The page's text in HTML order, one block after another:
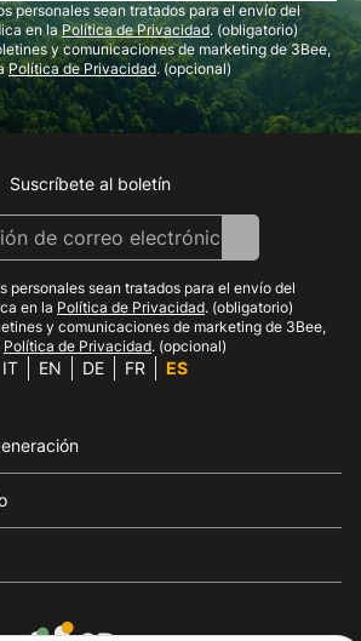
personales sean tratados para el envío del
en laPolítica de Privacidad. (obligatorio)
y comunicaciones de marketing de 3Bee,
Política de Privacidad. (opcional)
Instagram
Facebook
Linkedin
Youtube
Suscríbete al boletín
personales sean tratados para el envío del
en la Política de Privacidad. (obligatorio)
y comunicaciones de marketing de 3Bee,
Política de Privacidad. (opcional)
IT EN DE FR ES